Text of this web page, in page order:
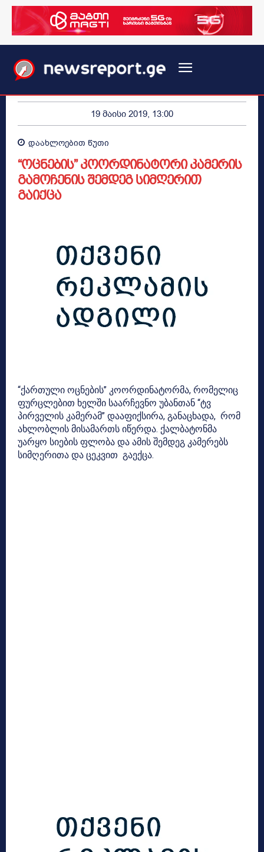
19 მაისი 2019, 13:00
დაახლოებით წუთი
“ოცნების” კოორდინატორი კამერის
გამოჩენის შემდეგ სიმღერით
გაიქცა
“ქართული ოცნების” კოორდინატორმა, რომელიც
ფურცლებით ხელში საარჩევნო უბანთან “ტვ
პირველის კამერამ” დააფიქსირა, განაცხადა, რომ
ახლობლის მისამართს იწერდა. ქალბატონმა
უარყო სიების ფლობა და ამის შემდეგ კამერებს
სიმღერითა და ცეკვით გაექცა.